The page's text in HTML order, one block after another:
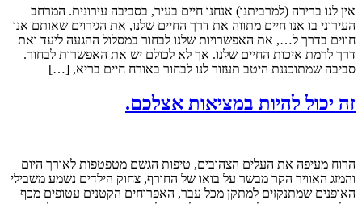
אין לנו ברירה (למרביתנו) אנחנו חיים בעיר, בסביבה עירונית. המרחב
העירוני בו אנו חיים מתווה את דרך החיים שלנו, את הגירוים שאותם אנו
חווים בדרך ל…, את האפשרויות שלנו לבחור במסלול ההגעה ליעד ואת
דרך לרמת איכות החיים שלנו. אך לא לכולם יש את האפשרות לבחור.
סביבה שמתוכננת היטב תעזור לנו לבחור באורח חיים בריא, […]
זה יכול להיות במציאות אצלכם.
הרוח מעיפה את העלים הצהובים, טיפות הגשם מטפטפות לאורך היום
והמזג האוויר הקר מבשר על בואו של החורף, צחוק הילדים נשמע משבילי
האופנים שמתנקזים למתקן מכל עבר, האפרוחים הקטנים עטופים מכף